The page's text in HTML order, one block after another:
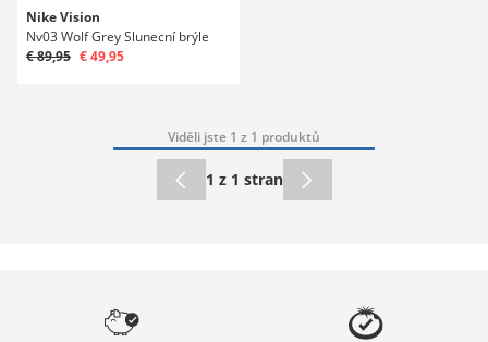
Nike Vision
Nv03 Wolf Grey Slunecní brýle
€ 89,95 € 49,95
Viděli jste 1 z 1 produktů
1 z 1 stran